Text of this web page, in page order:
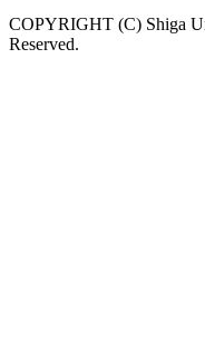
COPYRIGHT (C) Shiga
Reserved.